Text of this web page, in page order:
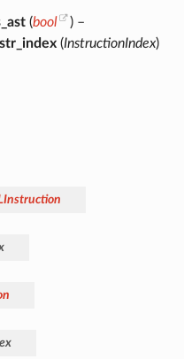
(bool
) –
(InstructionIndex)